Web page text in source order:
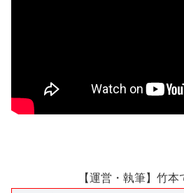
【運営・執筆】竹本